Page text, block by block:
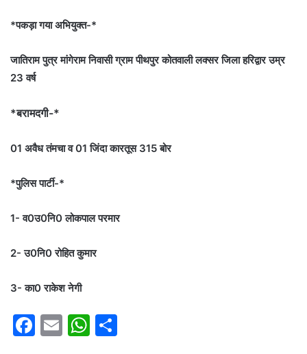
*पकड़ा गया अभियुक्त-*
जातिराम पुत्र मांगेराम निवासी ग्राम पीथपुर कोतवाली लक्सर जिला हरिद्वार उम्र
23 वर्ष
*बरामदगी-*
01 अवैध तंमचा व 01 जिंदा कारतूस 315 बोर
*पुलिस पार्टी-*
1- व0उ0नि0 लोकपाल परमार
2- उ0नि0 रोहित कुमार
3- का0 राकेश नेगी
F
E
W